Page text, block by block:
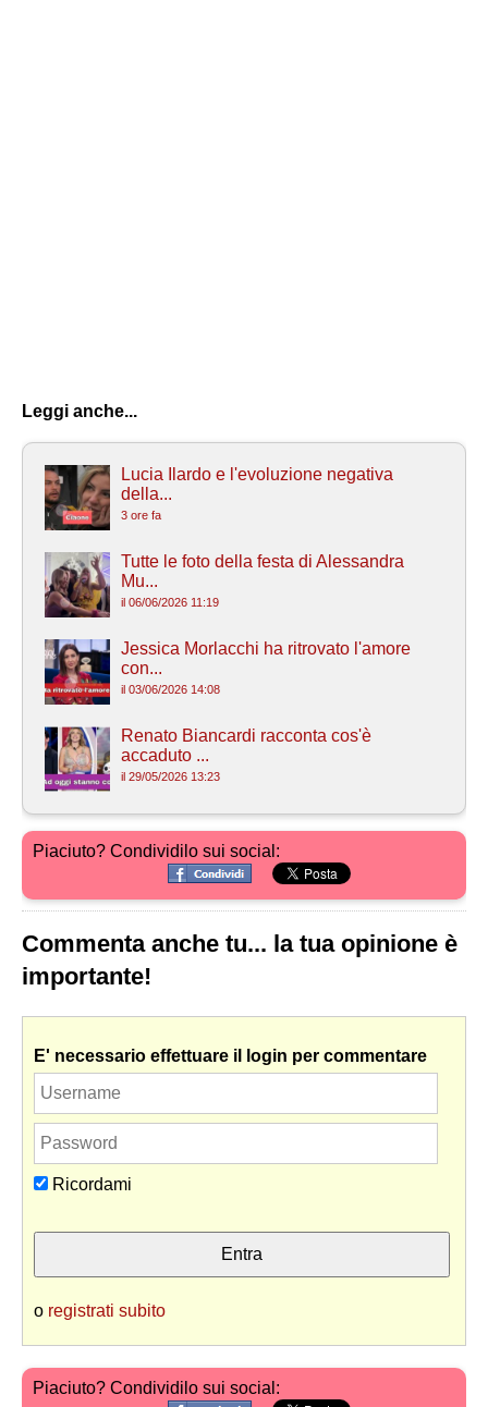
Leggi anche...
Lucia Ilardo e l'evoluzione negativa
della...
3 ore fa
Tutte le foto della festa di Alessandra
Mu...
il 06/06/2026 11:19
Jessica Morlacchi ha ritrovato l'amore
con...
il 03/06/2026 14:08
Renato Biancardi racconta cos'è
accaduto ...
il 29/05/2026 13:23
Piaciuto? Condividilo sui social:
Commenta anche tu... la tua opinione è
importante!
E' necessario effettuare il login per commentare
Ricordami
o registrati subito
Piaciuto? Condividilo sui social: